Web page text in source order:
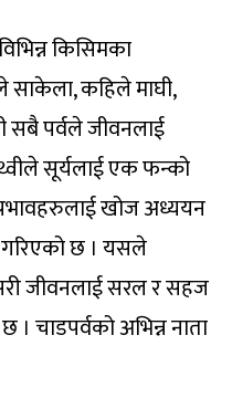
किसिमका
साकेला, कहिले माघी,
सबै पर्वले जीवनलाई
सूर्यलाई एक फन्को
खोज अध्ययन
गरिएको छ । यसले
जीवनलाई सरल र सहज
चाडपर्वको अभिन्न नाता